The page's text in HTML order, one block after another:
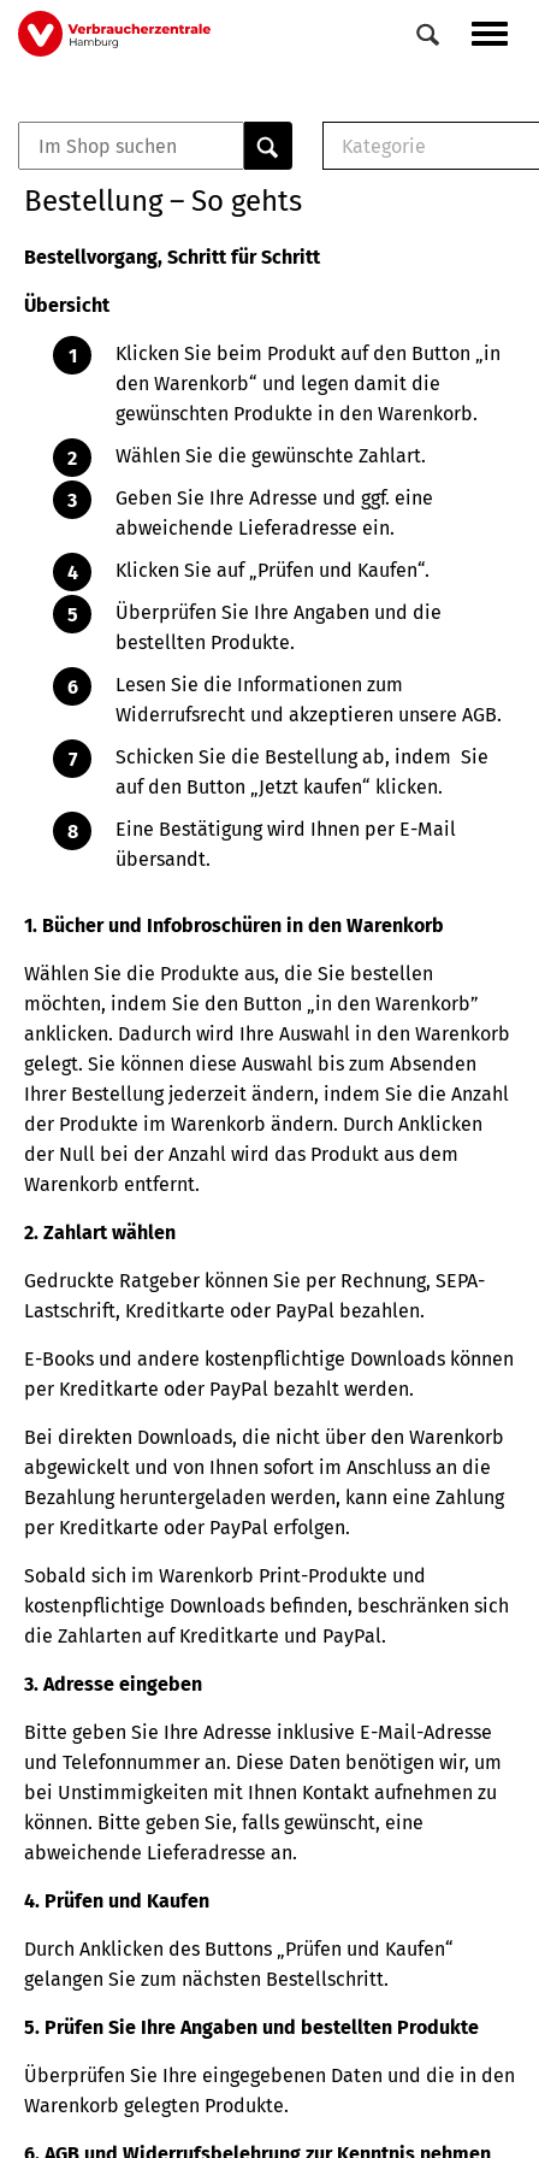
Direkt
zum
Veranstaltungen
0
Elemente
Kategorie
Buch
Bestellung – So gehts
Bestellvorgang, Schritt für Schritt
Übersicht
Klicken Sie beim Produkt auf den Button „in
den Warenkorb“ und legen damit die
gewünschten Produkte in den Warenkorb.
Wählen Sie die gewünschte Zahlart.
Geben Sie Ihre Adresse und ggf. eine
abweichende Lieferadresse ein.
Klicken Sie auf „Prüfen und Kaufen“.
Überprüfen Sie Ihre Angaben und die
bestellten Produkte.
Lesen Sie die Informationen zum
Widerrufsrecht und akzeptieren unsere AGB.
Schicken Sie die Bestellung ab, indem Sie
auf den Button „Jetzt kaufen“ klicken.
Eine Bestätigung wird Ihnen per E-Mail
übersandt.
1. Bücher und Infobroschüren in den Warenkorb
Wählen Sie die Produkte aus, die Sie bestellen
möchten, indem Sie den Button „in den Warenkorb”
anklicken. Dadurch wird Ihre Auswahl in den Warenkorb
gelegt. Sie können diese Auswahl bis zum Absenden
Ihrer Bestellung jederzeit ändern, indem Sie die Anzahl
der Produkte im Warenkorb ändern. Durch Anklicken
der Null bei der Anzahl wird das Produkt aus dem
Warenkorb entfernt.
2. Zahlart wählen
Gedruckte Ratgeber können Sie per Rechnung, SEPA-
Lastschrift, Kreditkarte oder PayPal bezahlen.
E-Books und andere kostenpflichtige Downloads können
per Kreditkarte oder PayPal bezahlt werden.
Bei direkten Downloads, die nicht über den Warenkorb
abgewickelt und von Ihnen sofort im Anschluss an die
Bezahlung heruntergeladen werden, kann eine Zahlung
per Kreditkarte oder PayPal erfolgen.
Sobald sich im Warenkorb Print-Produkte und
kostenpflichtige Downloads befinden, beschränken sich
die Zahlarten auf Kreditkarte und PayPal.
3. Adresse eingeben
Bitte geben Sie Ihre Adresse inklusive E-Mail-Adresse
und Telefonnummer an. Diese Daten benötigen wir, um
bei Unstimmigkeiten mit Ihnen Kontakt aufnehmen zu
können. Bitte geben Sie, falls gewünscht, eine
abweichende Lieferadresse an.
4. Prüfen und Kaufen
Durch Anklicken des Buttons „Prüfen und Kaufen“
gelangen Sie zum nächsten Bestellschritt.
5. Prüfen Sie Ihre Angaben und bestellten Produkte
Überprüfen Sie Ihre eingegebenen Daten und die in den
Warenkorb gelegten Produkte.